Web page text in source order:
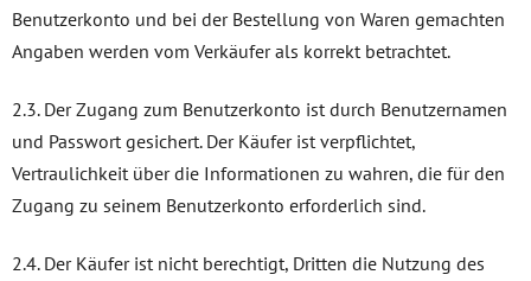
Benutzerkonto und bei der Bestellung von Waren gemachten
Angaben werden vom Verkäufer als korrekt betrachtet.
2.3. Der Zugang zum Benutzerkonto ist durch Benutzernamen
und Passwort gesichert. Der Käufer ist verpflichtet,
Vertraulichkeit über die Informationen zu wahren, die für den
Zugang zu seinem Benutzerkonto erforderlich sind.
2.4. Der Käufer ist nicht berechtigt, Dritten die Nutzung des